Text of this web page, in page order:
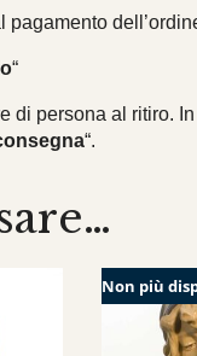
pagamento
“
di persona al ritiro.
“.
Non più